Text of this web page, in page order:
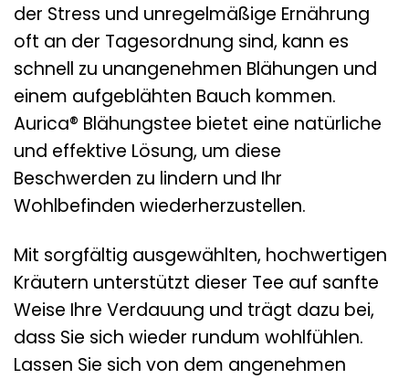
der Stress und unregelmäßige Ernährung
oft an der Tagesordnung sind, kann es
schnell zu unangenehmen Blähungen und
einem aufgeblähten Bauch kommen.
Aurica® Blähungstee bietet eine natürliche
und effektive Lösung, um diese
Beschwerden zu lindern und Ihr
Wohlbefinden wiederherzustellen.
Mit sorgfältig ausgewählten, hochwertigen
Kräutern unterstützt dieser Tee auf sanfte
Weise Ihre Verdauung und trägt dazu bei,
dass Sie sich wieder rundum wohlfühlen.
Lassen Sie sich von dem angenehmen